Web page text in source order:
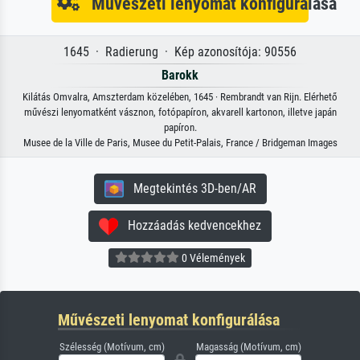
1645 · Radierung · Kép azonosítója: 90556
Barokk
Kilátás Omvalra, Amszterdam közelében, 1645 · Rembrandt van Rijn. Elérhető
művészi lenyomatként vásznon, fotópapíron, akvarell kartonon, illetve japán
papíron.
Musee de la Ville de Paris, Musee du Petit-Palais, France / Bridgeman Images
Megtekintés 3D-ben/AR
Hozzáadás kedvencekhez
0 Vélemények
Művészeti lenyomat konfigurálása
Szélesség (Motívum, cm) Magasság (Motívum, cm)